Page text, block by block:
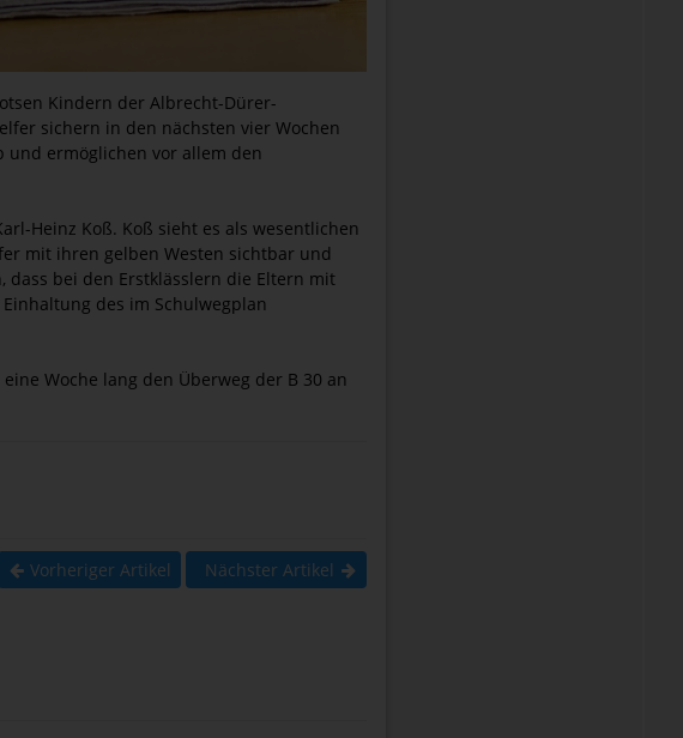
Kindern der Albrecht-Dürer-
sichern in den nächsten vier Wochen
und ermöglichen vor allem den
Heinz Koß. Koß sieht es als wesentlichen
mit ihren gelben Westen sichtbar und
bei den Erstklässlern die Eltern mit
des im Schulwegplan
Woche lang den Überweg der B 30 an
Vorheriger Artikel Nächster Artikel